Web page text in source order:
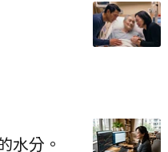
水分。